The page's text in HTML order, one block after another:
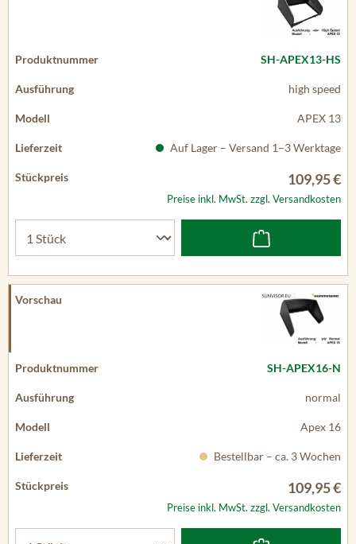
SH-APEX13-HS
high speed
APEX 13
Auf Lager – Versand 1–3 Werktage
109,95 €
Preise inkl. MwSt. zzgl. Versandkosten
SH-APEX16-N
normal
Apex 16
Bestellbar – ca. 3 Wochen
109,95 €
Preise inkl. MwSt. zzgl. Versandkosten